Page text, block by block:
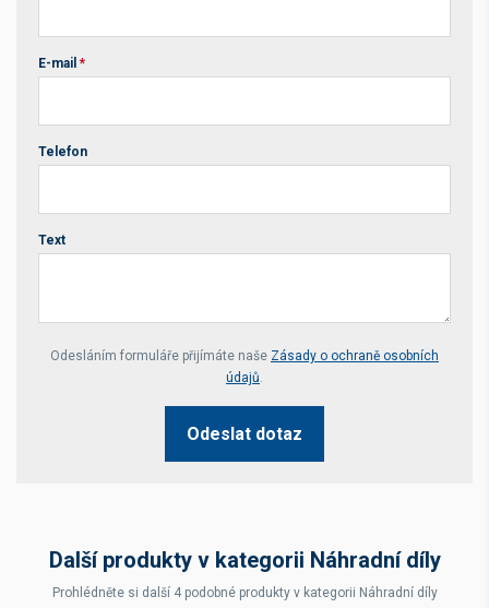
E-mail *
Telefon
Text
Your website *
Odesláním formuláře přijímáte naše Zásady o ochraně osobních
údajů.
Odeslat dotaz
Další produkty v kategorii Náhradní díly
Prohlédněte si další 4 podobné produkty v kategorii Náhradní díly